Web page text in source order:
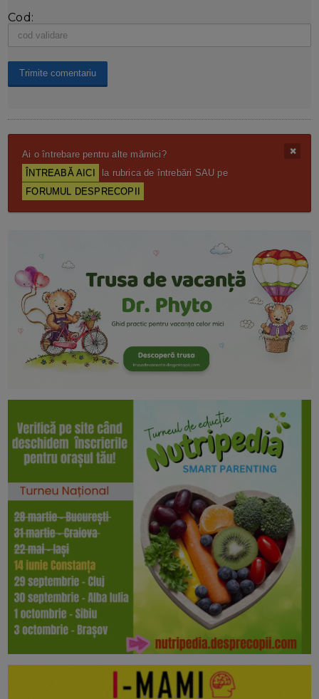
Cod:
Ai o întrebare pentru alte mămici?
ÎNTREABĂ AICI
la rubrica de întrebări SAU pe
FORUMUL DESPRECOPII